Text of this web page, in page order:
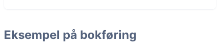
Eksempel på bokføring